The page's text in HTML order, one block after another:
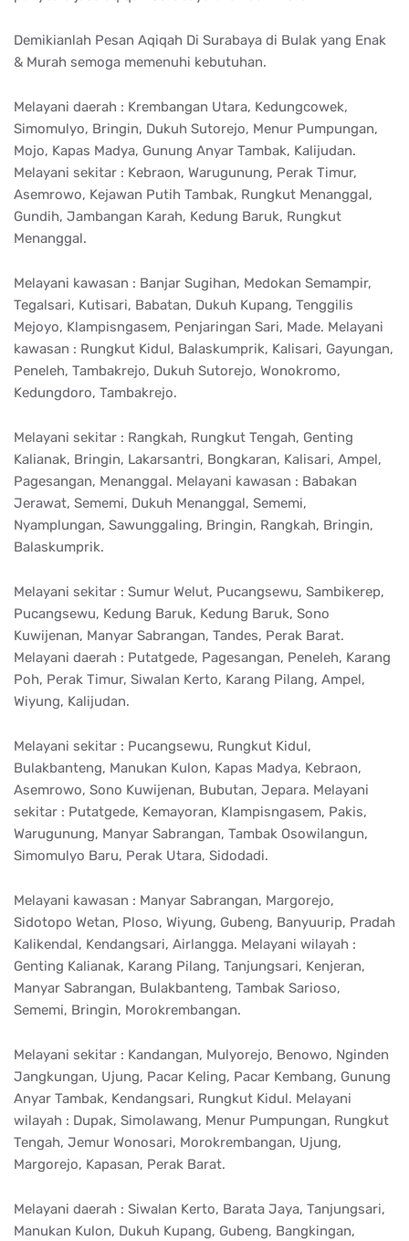
Demikianlah Pesan Aqiqah Di Surabaya di Bulak yang Enak
& Murah semoga memenuhi kebutuhan.
Melayani daerah : Krembangan Utara, Kedungcowek,
Simomulyo, Bringin, Dukuh Sutorejo, Menur Pumpungan,
Mojo, Kapas Madya, Gunung Anyar Tambak, Kalijudan.
Melayani sekitar : Kebraon, Warugunung, Perak Timur,
Asemrowo, Kejawan Putih Tambak, Rungkut Menanggal,
Gundih, Jambangan Karah, Kedung Baruk, Rungkut
Menanggal.
Melayani kawasan : Banjar Sugihan, Medokan Semampir,
Tegalsari, Kutisari, Babatan, Dukuh Kupang, Tenggilis
Mejoyo, Klampisngasem, Penjaringan Sari, Made. Melayani
kawasan : Rungkut Kidul, Balaskumprik, Kalisari, Gayungan,
Peneleh, Tambakrejo, Dukuh Sutorejo, Wonokromo,
Kedungdoro, Tambakrejo.
Melayani sekitar : Rangkah, Rungkut Tengah, Genting
Kalianak, Bringin, Lakarsantri, Bongkaran, Kalisari, Ampel,
Pagesangan, Menanggal. Melayani kawasan : Babakan
Jerawat, Sememi, Dukuh Menanggal, Sememi,
Nyamplungan, Sawunggaling, Bringin, Rangkah, Bringin,
Balaskumprik.
Melayani sekitar : Sumur Welut, Pucangsewu, Sambikerep,
Pucangsewu, Kedung Baruk, Kedung Baruk, Sono
Kuwijenan, Manyar Sabrangan, Tandes, Perak Barat.
Melayani daerah : Putatgede, Pagesangan, Peneleh, Karang
Poh, Perak Timur, Siwalan Kerto, Karang Pilang, Ampel,
Wiyung, Kalijudan.
Melayani sekitar : Pucangsewu, Rungkut Kidul,
Bulakbanteng, Manukan Kulon, Kapas Madya, Kebraon,
Asemrowo, Sono Kuwijenan, Bubutan, Jepara. Melayani
sekitar : Putatgede, Kemayoran, Klampisngasem, Pakis,
Warugunung, Manyar Sabrangan, Tambak Osowilangun,
Simomulyo Baru, Perak Utara, Sidodadi.
Melayani kawasan : Manyar Sabrangan, Margorejo,
Sidotopo Wetan, Ploso, Wiyung, Gubeng, Banyuurip, Pradah
Kalikendal, Kendangsari, Airlangga. Melayani wilayah :
Genting Kalianak, Karang Pilang, Tanjungsari, Kenjeran,
Manyar Sabrangan, Bulakbanteng, Tambak Sarioso,
Sememi, Bringin, Morokrembangan.
Melayani sekitar : Kandangan, Mulyorejo, Benowo, Nginden
Jangkungan, Ujung, Pacar Keling, Pacar Kembang, Gunung
Anyar Tambak, Kendangsari, Rungkut Kidul. Melayani
wilayah : Dupak, Simolawang, Menur Pumpungan, Rungkut
Tengah, Jemur Wonosari, Morokrembangan, Ujung,
Margorejo, Kapasan, Perak Barat.
Melayani daerah : Siwalan Kerto, Barata Jaya, Tanjungsari,
Manukan Kulon, Dukuh Kupang, Gubeng, Bangkingan,